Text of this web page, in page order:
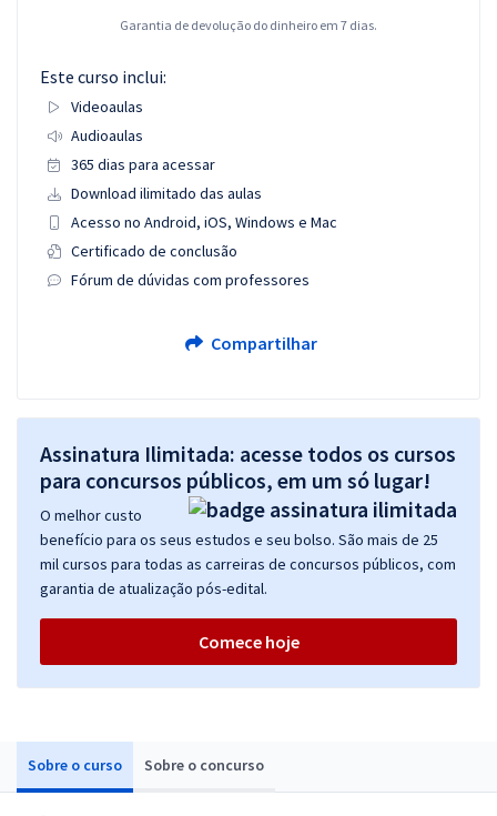
Sobre o curso Sobre o concurso
Garantia de devolução do dinheiro em 7 dias.
Este curso inclui:
Videoaulas
Audioaulas
365 dias para acessar
Download ilimitado das aulas
Acesso no Android, iOS, Windows e Mac
Certificado de conclusão
Fórum de dúvidas com professores
Compartilhar
Assinatura Ilimitada: acesse todos os cursos
para concursos públicos, em um só lugar!
O melhor custo
benefício para os seus estudos e seu bolso. São mais de 25
mil cursos para todas as carreiras de concursos públicos, com
garantia de atualização pós-edital.
Comece hoje